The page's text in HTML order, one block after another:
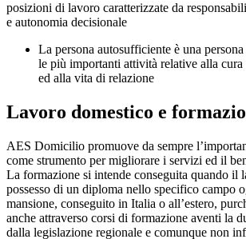
posizioni di lavoro caratterizzate da
e autonomia decisionale
La persona autosufficiente è una
le più importanti attività relative alla cura
ed alla vita di relazione
Lavoro domestico e
AES Domicilio promuove da sempre
come strumento per migliorare i servizi ed il
La formazione si intende conseguita quando il
possesso di un diploma nello specifico campo
mansione, conseguito in Italia o all’estero,
anche attraverso corsi di formazione aventi la
dalla legislazione regionale e comunque non